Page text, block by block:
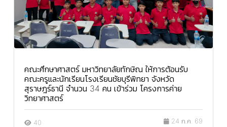
คณะศึกษาศาสตร์ มหาวิทยาลัยทักษิณ ให้การต้อนรับ
คณะครูและนักเรียนโรงเรียนชัยบุรีพิทยา จังหวัด
สุราษฎร์ธานี จำนวน 34 คน เข้าร่วม โครงการค่าย
วิทยาศาสตร์
40 24 ก.ค. 69